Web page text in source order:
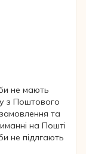
не мають
з Поштового
та
на Пошті
не підлгають